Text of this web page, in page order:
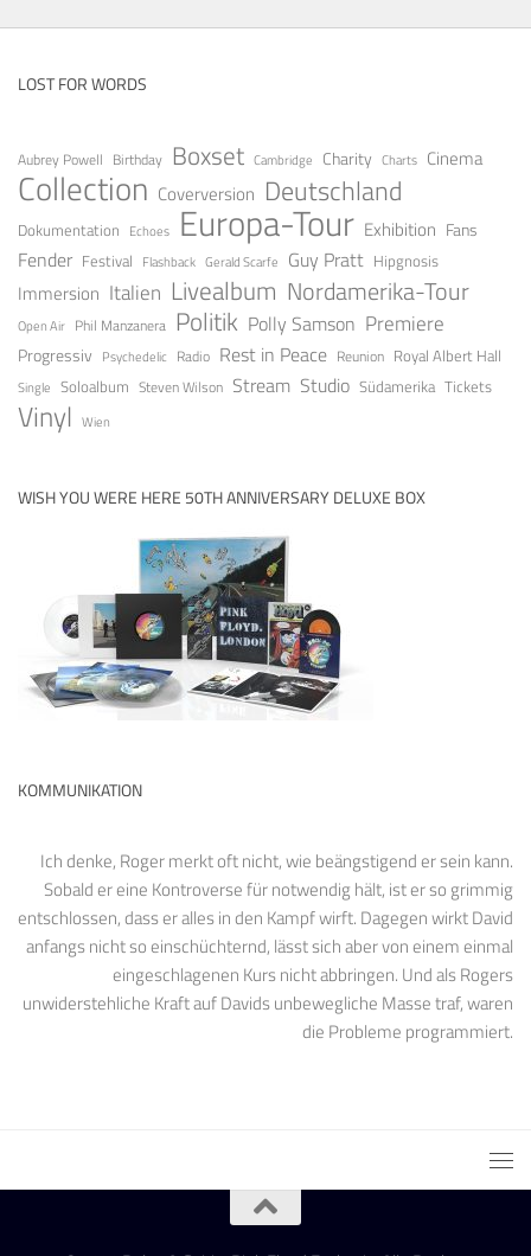
LOST FOR WORDS
Aubrey Powell Birthday Boxset Cambridge Charity Charts Cinema
Collection Coverversion Deutschland
Dokumentation Echoes Europa-Tour Exhibition Fans
Fender Festival Flashback Gerald Scarfe Guy Pratt Hipgnosis
Immersion Italien Livealbum Nordamerika-Tour
Open Air Phil Manzanera Politik Polly Samson Premiere
Progressiv Psychedelic Radio Rest in Peace Reunion Royal Albert Hall
Single Soloalbum Steven Wilson Stream Studio Südamerika Tickets
Vinyl Wien
WISH YOU WERE HERE 50TH ANNIVERSARY DELUXE BOX
KOMMUNIKATION
Ich denke, Roger merkt oft nicht, wie beängstigend er sein kann.
Sobald er eine Kontroverse für notwendig hält, ist er so grimmig
entschlossen, dass er alles in den Kampf wirft. Dagegen wirkt David
anfangs nicht so einschüchternd, lässt sich aber von einem einmal
eingeschlagenen Kurs nicht abbringen. Und als Rogers
unwiderstehliche Kraft auf Davids unbewegliche Masse traf, waren
die Probleme programmiert.